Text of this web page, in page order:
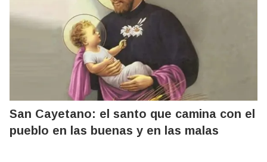
San Cayetano: el santo que camina con el
pueblo en las buenas y en las malas